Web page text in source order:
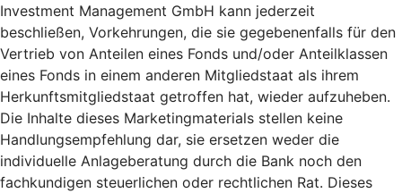
Investment Management GmbH kann jederzeit
beschließen, Vorkehrungen, die sie gegebenenfalls für den
Vertrieb von Anteilen eines Fonds und/oder Anteilklassen
eines Fonds in einem anderen Mitgliedstaat als ihrem
Herkunftsmitgliedstaat getroffen hat, wieder aufzuheben.
Die Inhalte dieses Marketingmaterials stellen keine
Handlungsempfehlung dar, sie ersetzen weder die
individuelle Anlageberatung durch die Bank noch den
fachkundigen steuerlichen oder rechtlichen Rat. Dieses